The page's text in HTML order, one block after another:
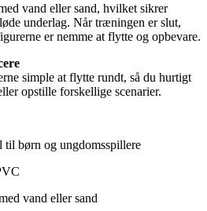
vand eller sand, hvilket sikrer
underlag. Når træningen er slut,
er nemme at flytte og opbevare.
simple at flytte rundt, så du hurtigt
opstille forskellige scenarier.
til børn og ungdomsspillere
vand eller sand